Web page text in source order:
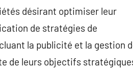
désirant optimiser leur
de stratégies de
la publicité et la gestion
de leurs objectifs